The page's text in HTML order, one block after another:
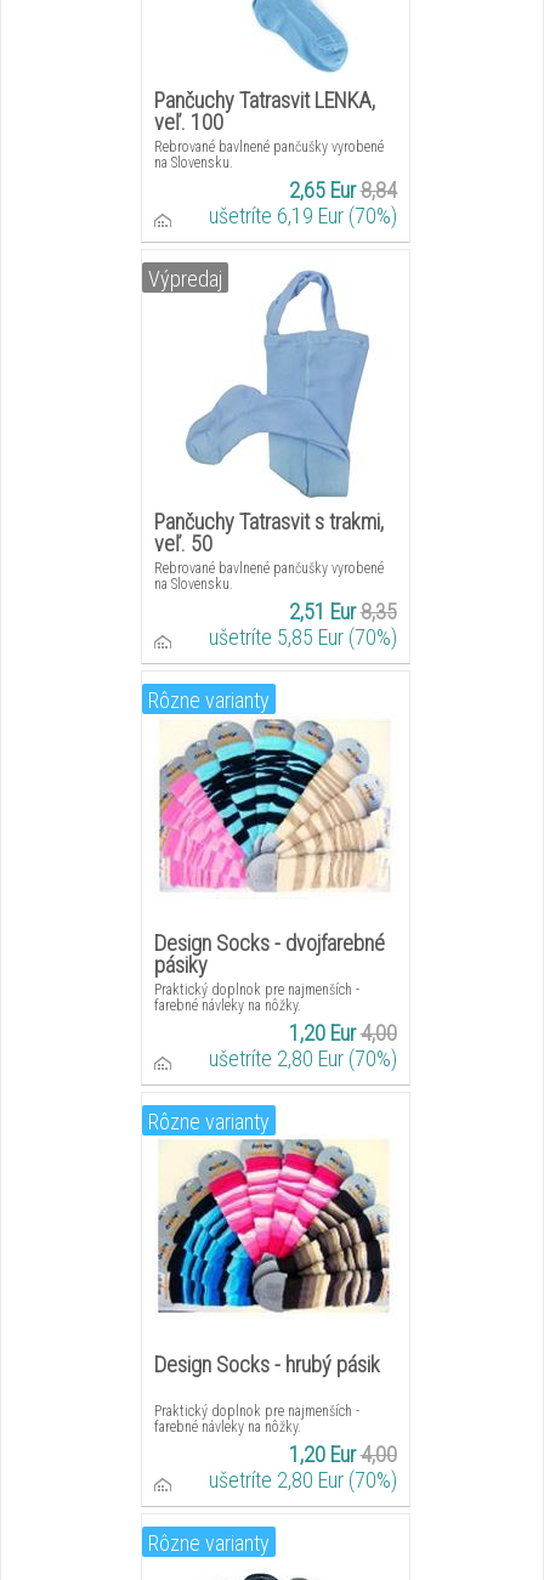
Pančuchy Tatrasvit LENKA,
veľ. 100
Rebrované bavlnené pančušky vyrobené
na Slovensku.
2,65 Eur8,84
ušetríte 6,19 Eur (70%)
Výpredaj
Pančuchy Tatrasvit s trakmi,
veľ. 50
Rebrované bavlnené pančušky vyrobené
na Slovensku.
2,51 Eur8,35
ušetríte 5,85 Eur (70%)
Rôzne varianty
Design Socks - dvojfarebné
pásiky
Praktický doplnok pre najmenších -
farebné návleky na nôžky.
1,20 Eur4,00
ušetríte 2,80 Eur (70%)
Rôzne varianty
Design Socks - hrubý pásik
Praktický doplnok pre najmenších -
farebné návleky na nôžky.
1,20 Eur4,00
ušetríte 2,80 Eur (70%)
Rôzne varianty